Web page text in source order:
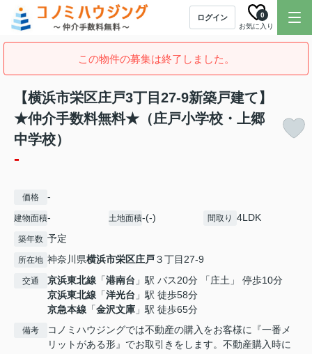
ログイン
お気に入り
0
この物件の募集は終了しました。
【横浜市栄区庄戸3丁目27-9新築戸建て】
★仲介手数料無料★（庄戸小学校・上郷
中学校）
-
価格 -
建物面積- 土地面積-(-) 間取り 4LDK
築年数 予定
所在地 神奈川県横浜市栄区庄戸３丁目27-9
交通 京浜東北線 「港南台 」駅 バス20分 「庄土」 停歩10分
京浜東北線 「洋光台 」駅 徒歩58分
京急本線 「金沢文庫 」駅 徒歩65分
備考
コノミハウジングでは不動産の購入をお客様に『一番メ
リットがある形』でお取引きをします。不動産購入時に